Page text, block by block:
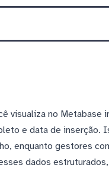
visualiza no
e data de
enquanto gestores
dados